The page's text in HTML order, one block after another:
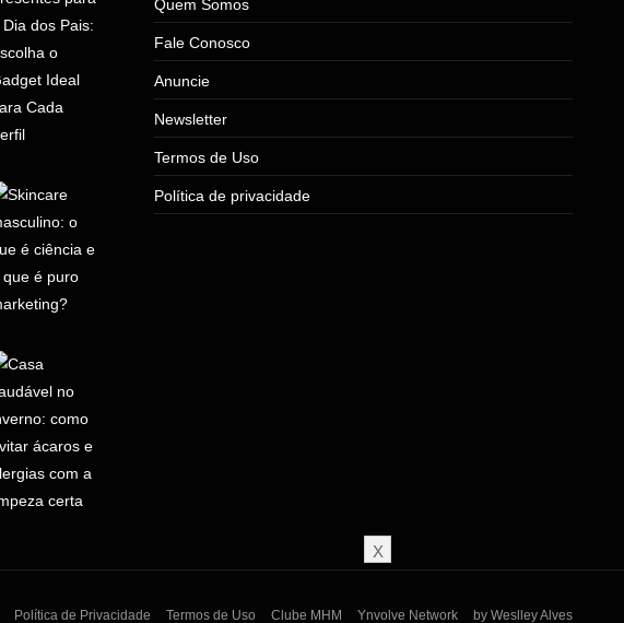
Quem Somos
Fale Conosco
Anuncie
Newsletter
Termos de Uso
Política de privacidade
Política de Privacidade Termos de Uso Clube MHM Ynvolve Network by Weslley Alves
X